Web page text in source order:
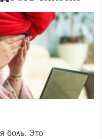
боль. Это